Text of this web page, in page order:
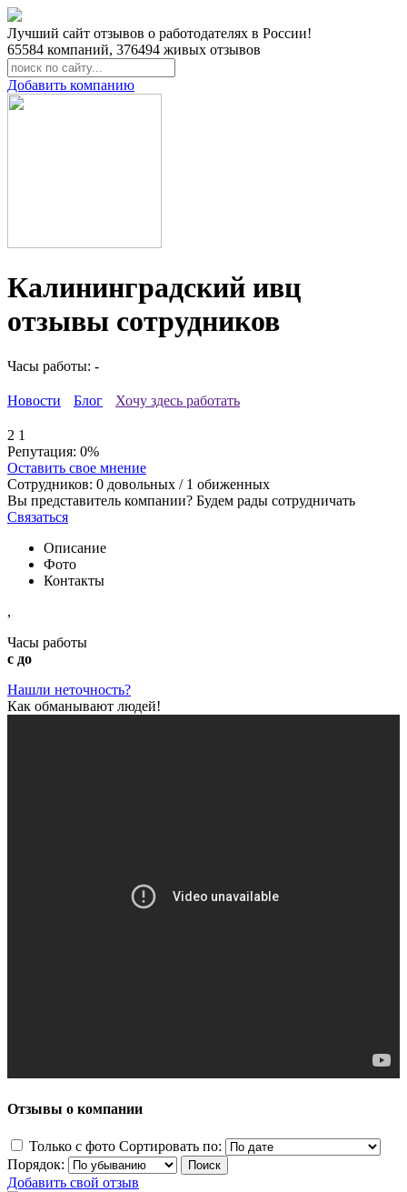
Лучший сайт отзывов о работодателях в России!
65584 компаний, 376494 живых отзывов
Добавить компанию
Калининградский ивц
отзывы сотрудников
Часы работы: -
Новости Блог Хочу здесь работать
2 1
Репутация: 0%
Оставить свое мнение
Сотрудников: 0 довольных / 1 обиженных
Вы представитель компании? Будем рады сотрудничать
Связаться
Описание
Фото
Контакты
,
Часы работы
с до
Нашли неточность?
Как обманывают людей!
Отзывы о компании
Только с фото Сортировать по:
Порядок:
Добавить свой отзыв